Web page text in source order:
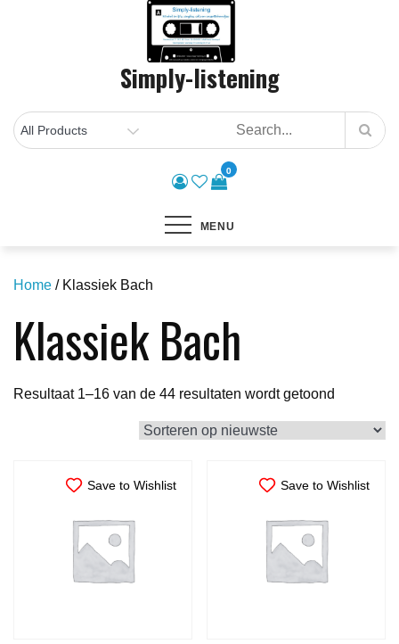
Simply-listening
0
MENU
Home / Klassiek Bach
Klassiek Bach
Resultaat 1–16 van de 44 resultaten wordt getoond
op
nieuwste
Save to Wishlist Save to Wishlist